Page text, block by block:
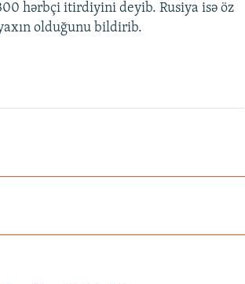
hərbçi itirdiyini deyib. Rusiya isə öz
olduğunu bildirib.